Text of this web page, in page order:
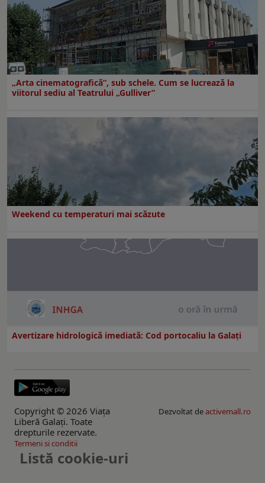
„Arta cinematografică”, sub schele. Cum se lucrează la
viitorul sediu al Teatrului „Gulliver”
Weekend cu temperaturi mai scăzute
Avertizare hidrologică imediată: Cod portocaliu la Galaţi
Copyright © 2026 Viaţa
Liberă Galaţi. Toate
drepturile rezervate.
Dezvoltat deactivemall.ro
Termeni si conditii
Listă cookie-uri